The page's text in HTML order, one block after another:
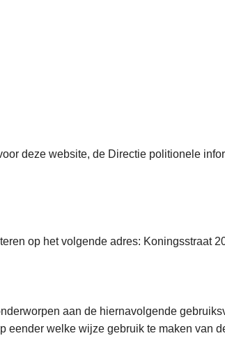
deze website, de Directie politionele
op het volgende adres: Koningsstraat
aan de hiernavolgende
op eender welke wijze gebruik te